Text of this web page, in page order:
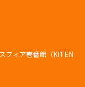
フィア壱番館（KITEN